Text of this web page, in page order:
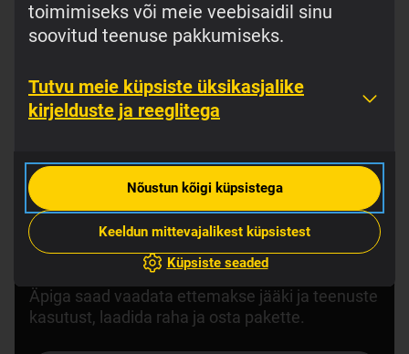
toimimiseks või meie veebisaidil sinu
soovitud teenuse pakkumiseks.
Tutvu meie küpsiste üksikasjalike
kirjelduste ja reeglitega
Nõustun kõigi küpsistega
Keeldun mittevajalikest küpsistest
Küpsiste seaded
Tõmba äpp alla!
Äpiga saad vaadata ettemakse jääki ja teenuste
kasutust, laadida raha ja osta pakette.